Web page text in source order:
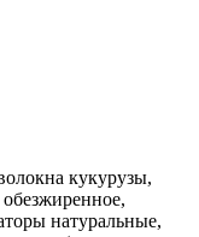
кукурузы,
обезжиренное,
натуральные,